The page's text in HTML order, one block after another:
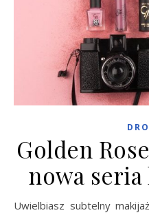
Golden
nowa
Uwielbiasz subtelny makijaż, który podkreśla prawdziwe,